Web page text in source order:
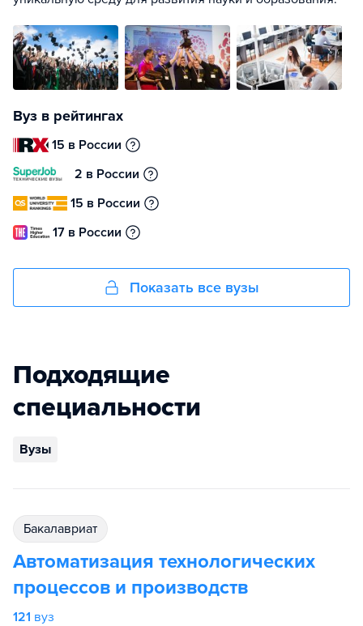
Вуз в рейтингах
15 в России
2 в России
15 в России
17 в России
Показать все вузы
Подходящие
специальности
Вузы
бакалавриат
Автоматизация технологических
процессов и производств
121 вуз